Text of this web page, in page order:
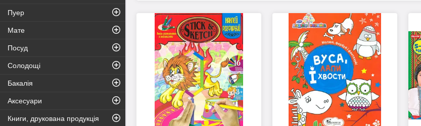
Пуер
Мате
Посуд
Солодощі
Бакалія
Аксесуари
Книги, друкована продукція